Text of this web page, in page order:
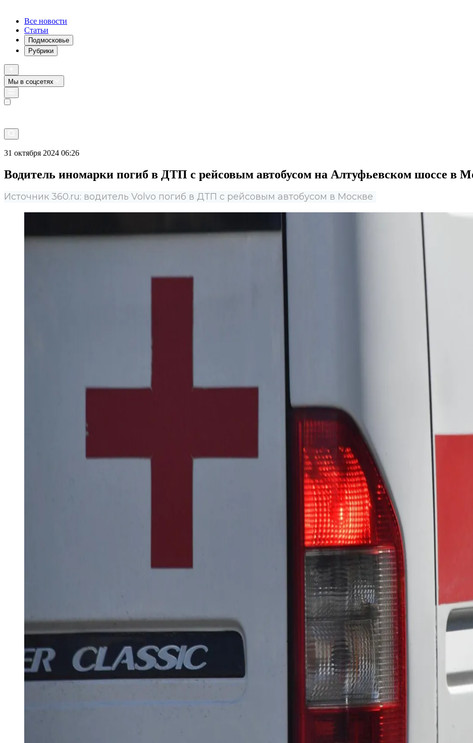
Все новости
Статьи
Подмосковье
Рубрики
Мы в соцсетях
31 октября 2024 06:26
Водитель иномарки погиб в ДТП с рейсовым автобусом на Алтуфьевском шоссе в
Источник 360.ru: водитель Volvo погиб в ДТП с рейсовым автобусом в Москве